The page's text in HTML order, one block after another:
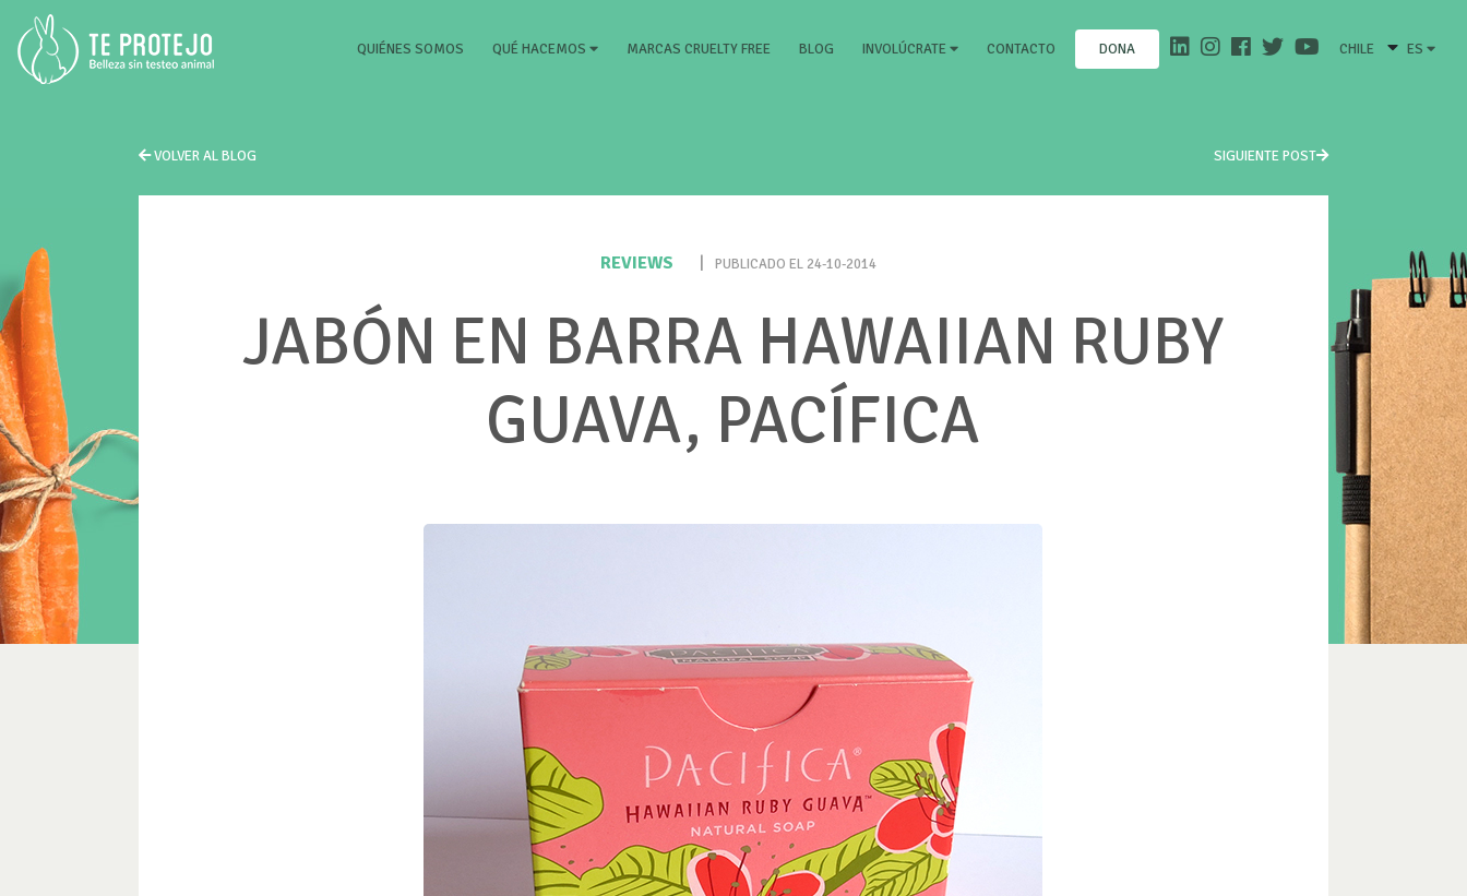
QUIÉNES SOMOS (CURRENT)
QUÉ HACEMOS MARCAS CRUELTY FREE BLOG INVOLÚCRATE CONTACTO DONA CHILE ES
VOLVER AL BLOG SIGUIENTE POST
REVIEWS PUBLICADO EL 24-10-2014
JABÓN EN BARRA HAWAIIAN RUBY
GUAVA, PACÍFICA